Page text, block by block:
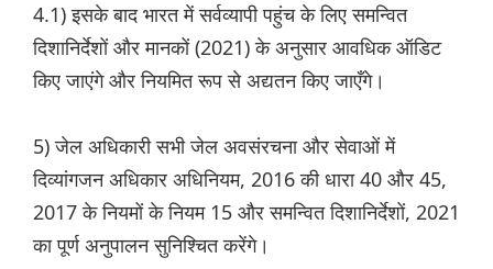
4.1) इसके बाद भारत में सर्वव्यापी पहुंच के लिए समन्वित
दिशानिर्देशों और मानकों (2021) के अनुसार आवधिक ऑडिट
किए जाएंगे और नियमित रूप से अद्यतन किए जाएँगे।
5) जेल अधिकारी सभी जेल अवसंरचना और सेवाओं में
दिव्यांगजन अधिकार अधिनियम, 2016 की धारा 40 और 45,
2017 के नियमों के नियम 15 और समन्वित दिशानिर्देशों, 2021
का पूर्ण अनुपालन सुनिश्चित करेंगे।